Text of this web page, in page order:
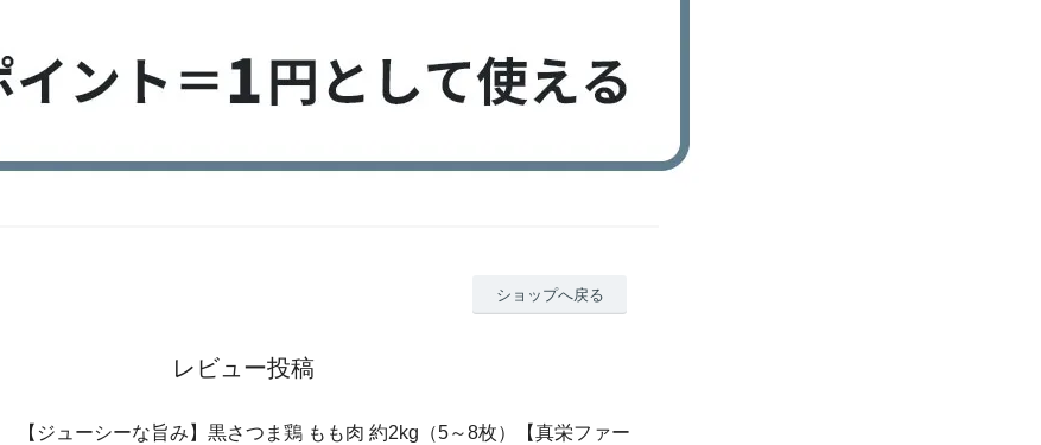
ショップへ戻る
レビュー投稿
【ジューシーな旨み】黒さつま鶏 もも肉 約2kg（5～8枚）【真栄ファー